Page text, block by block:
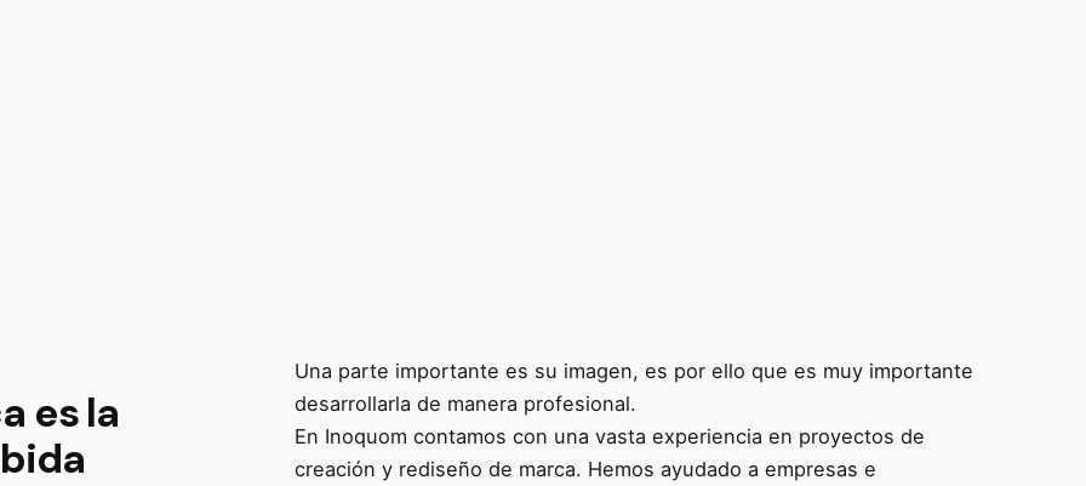
es la
Una parte importante es su imagen, es por ello que es muy importante
desarrollarla de manera profesional.
En Inoquom contamos con una vasta experiencia en proyectos de
creación y rediseño de marca. Hemos ayudado a empresas e